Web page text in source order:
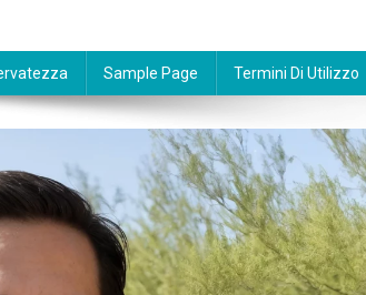
Sample Page Termini Di Utilizzo